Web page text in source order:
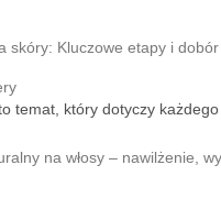
skóry: Kluczowe etapy i dobór
temat, który dotyczy
na włosy – nawilżenie,